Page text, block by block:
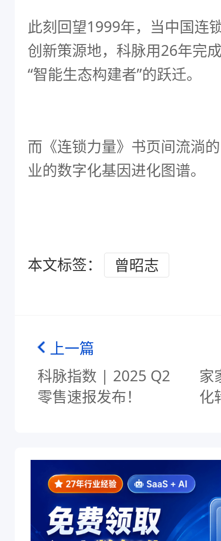
此刻回望1999年，当中国连
创新策源地，科脉用26年完
“智能生态构建者”的跃迁。
而《连锁力量》书页间流淌
业的数字化基因进化图谱。
本文标签： 曾昭志
上一篇
科脉指数 | 2025 Q2
零售速报发布！
家
化